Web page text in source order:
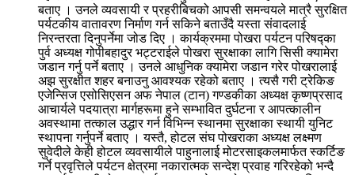
बताए । उनले व्यवसायी र प्रहरीबिचको आपसी समन्वयले मात्रै सुरक्षित
पर्यटकीय वातावरण निर्माण गर्न सकिने बताउँदै यस्ता संवादलाई
निरन्तरता दिनुपर्नेमा जोड दिए । कार्यक्रममा पोखरा पर्यटन परिषद्का
पुर्व अध्यक्ष गोपीबहादुर भट्टराईले पोखरा सुरक्षाका लागि सिसी क्यामेरा
जडान गर्नु पर्ने बताए । उनले आधुनिक क्यामेरा जडान गरेर पोखरालाई
अझ सुरक्षीत शहर बनाउनु आवश्यक रहेको बताए । त्यसै गरी ट्रेकिङ
एजेन्सिज एसोसिएसन अफ नेपाल (टान) गण्डकीका अध्यक्ष कृष्णप्रसाद
आचार्यले पदयात्रा मार्गहरूमा हुने सम्भावित दुर्घटना र आपत्कालीन
अवस्थामा तत्काल उद्धार गर्न विभिन्न स्थानमा सुरक्षाका स्थायी युनिट
स्थापना गर्नुपर्ने बताए । यस्तै, होटल संघ पोखराका अध्यक्ष लक्ष्मण
सुवेदीले केही होटल व्यवसायीले पाहुनालाई मोटरसाइकलमार्फत स्कर्टिङ
गर्ने प्रवृत्तिले पर्यटन क्षेत्रमा नकारात्मक सन्देश प्रवाह गरिरहेको भन्दै